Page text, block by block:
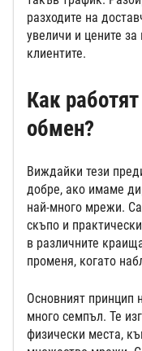
разходите на
увеличи и цените за
клиентите.
Как
обмен?
Виждайки тези
добре, ако имаме
най-много мрежи.
скъпо и
в различните
променя, когато
Основният принцип
много семпъл. Те
физически места,